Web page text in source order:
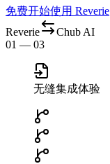
免费开始使用 Reverie
Reverie
Chub AI
01 — 03
无缝集成体验